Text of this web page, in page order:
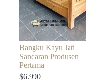
Bangku Kayu Jati
Sandaran Produsen
Pertama
$6.990